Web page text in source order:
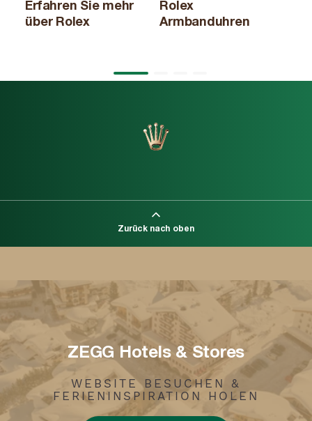
Erfahren Sie mehr
über Rolex
Rolex
Armbanduhren
1
Zurück nach oben
ZEGG Hotels & Stores
WEBSITE BESUCHEN &
FERIENINSPIRATION HOLEN